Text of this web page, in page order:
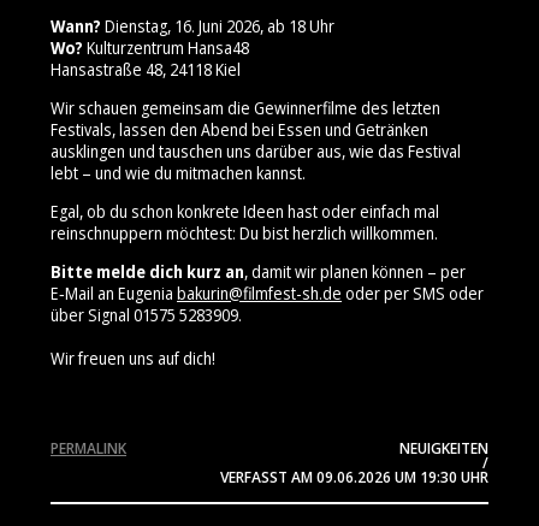
Wann? Dienstag, 16. Juni 2026, ab 18 Uhr
Wo? Kulturzentrum Hansa48
Hansastraße 48, 24118 Kiel
Wir schauen gemeinsam die Gewinnerfilme des letzten
Festivals, lassen den Abend bei Essen und Getränken
ausklingen und tauschen uns darüber aus, wie das Festival
lebt – und wie du mitmachen kannst.
Egal, ob du schon konkrete Ideen hast oder einfach mal
reinschnuppern möchtest: Du bist herzlich willkommen.
Bitte melde dich kurz an, damit wir planen können – per
E‑Mail an Eugenia bakurin@filmfest-sh.de oder per SMS oder
über Signal 01575 5283909⁩.
Wir freuen uns auf dich!
NEUIGKEITEN
/
VERFASST AM09.06.2026 UM 19:30 UHR
PERMALINK